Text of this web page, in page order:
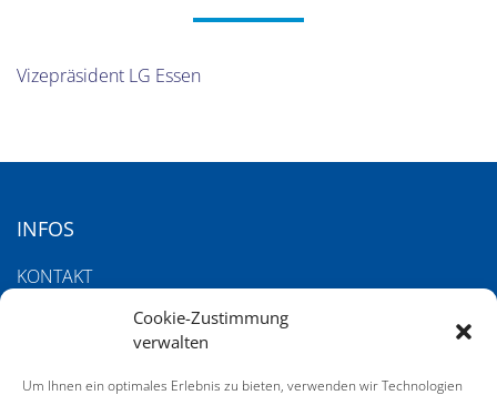
Cookie-Zustimmung
verwalten
Um Ihnen ein optimales Erlebnis zu bieten, verwenden wir Technologien
Vizepräsident LG Essen
INFOS
KONTAKT
DATENSCHUTZERKLÄRUNG
COOKIE-RICHTLINIE (EU)